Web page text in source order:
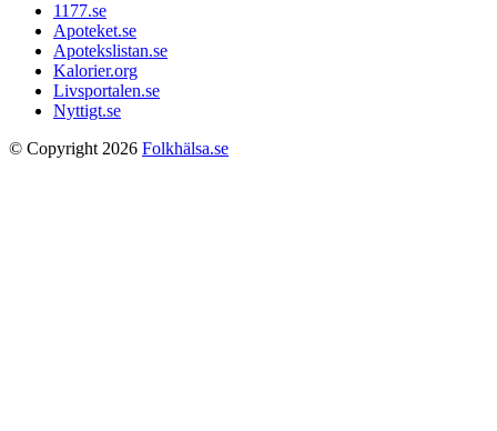
1177.se
Apoteket.se
Apotekslistan.se
Kalorier.org
Livsportalen.se
Nyttigt.se
© Copyright 2026 Folkhälsa.se